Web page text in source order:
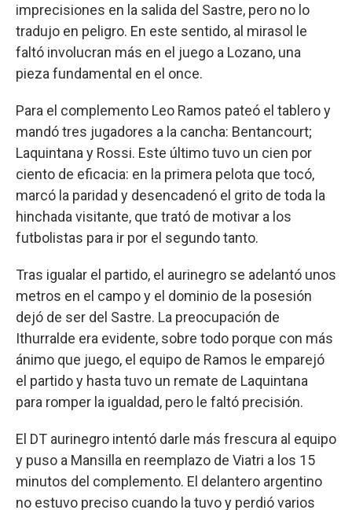
imprecisiones en la salida del Sastre, pero no lo
tradujo en peligro. En este sentido, al mirasol le
faltó involucran más en el juego a Lozano, una
pieza fundamental en el once.
Para el complemento Leo Ramos pateó el tablero y
mandó tres jugadores a la cancha: Bentancourt;
Laquintana y Rossi. Este último tuvo un cien por
ciento de eficacia: en la primera pelota que tocó,
marcó la paridad y desencadenó el grito de toda la
hinchada visitante, que trató de motivar a los
futbolistas para ir por el segundo tanto.
Tras igualar el partido, el aurinegro se adelantó unos
metros en el campo y el dominio de la posesión
dejó de ser del Sastre. La preocupación de
Ithurralde era evidente, sobre todo porque con más
ánimo que juego, el equipo de Ramos le emparejó
el partido y hasta tuvo un remate de Laquintana
para romper la igualdad, pero le faltó precisión.
El DT aurinegro intentó darle más frescura al equipo
y puso a Mansilla en reemplazo de Viatri a los 15
minutos del complemento. El delantero argentino
no estuvo preciso cuando la tuvo y perdió varios